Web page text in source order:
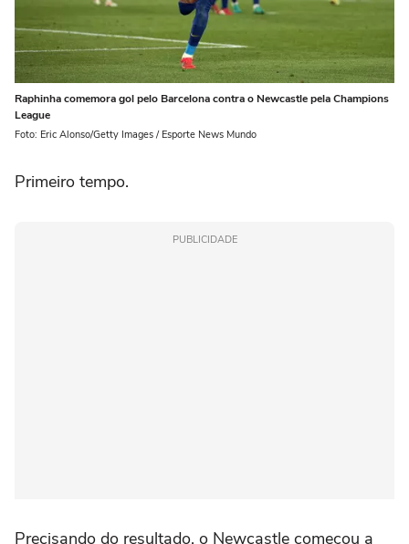
Raphinha comemora gol pelo Barcelona contra o Newcastle pela Champions
League
Foto: Eric Alonso/Getty Images / Esporte News Mundo
Primeiro tempo.
PUBLICIDADE
Precisando do resultado, o Newcastle começou a